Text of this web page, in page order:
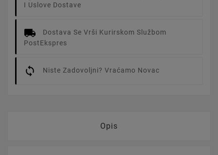
I Uslove Dostave
Dostava Se Vrši Kurirskom Službom
PostEkspres
Niste Zadovoljni? Vraćamo Novac
Opis